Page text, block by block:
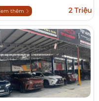
thêm 2 Triệu